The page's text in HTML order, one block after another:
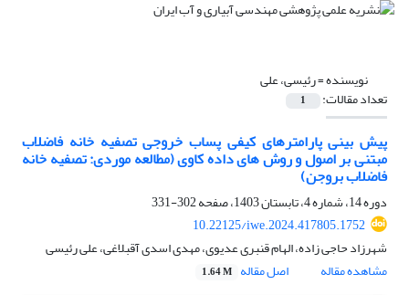
نویسنده =رئیسی، علی
تعداد مقالات: 1
پیش بینی پارامترهای کیفی پساب خروجی تصفیه خانه فاضلاب
مبتنی بر اصول و روش های داده کاوی (مطالعه موردی: تصفیه خانه
فاضلاب بروجن)
دوره 14، شماره 4، تابستان 1403، صفحه
302-331
10.22125/iwe.2024.417805.1752
شهرزاد حاجی زاده، الهام قنبری عدیوی، مهدی اسدی آقبلاغی، علی رئیسی
مشاهده مقاله
اصل مقاله 1.64 M